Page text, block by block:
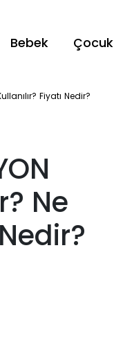
Bebek Çocuk
Fiyatı Nedir?
Ne